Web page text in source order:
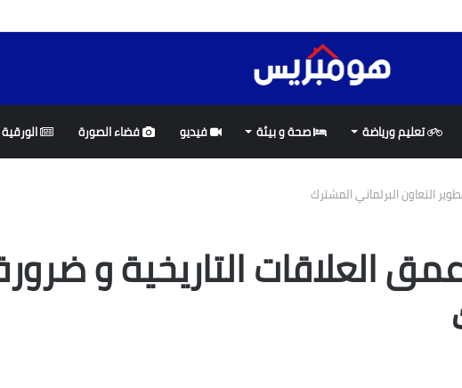
تنظيم مونديال 2030 (ميلاجروس تولون)
تعليم ورياضة صحة و بيئة فيديو فضاء الصورة الورقية
التعاون البرلماني المشترك
العلاقات التاريخية و